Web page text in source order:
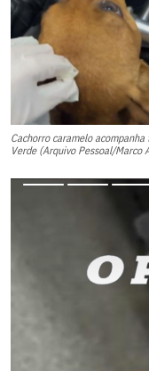
Cachorro caramelo
Verde (Arquivo Pessoal/Marco